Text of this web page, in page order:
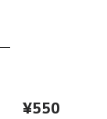
¥550